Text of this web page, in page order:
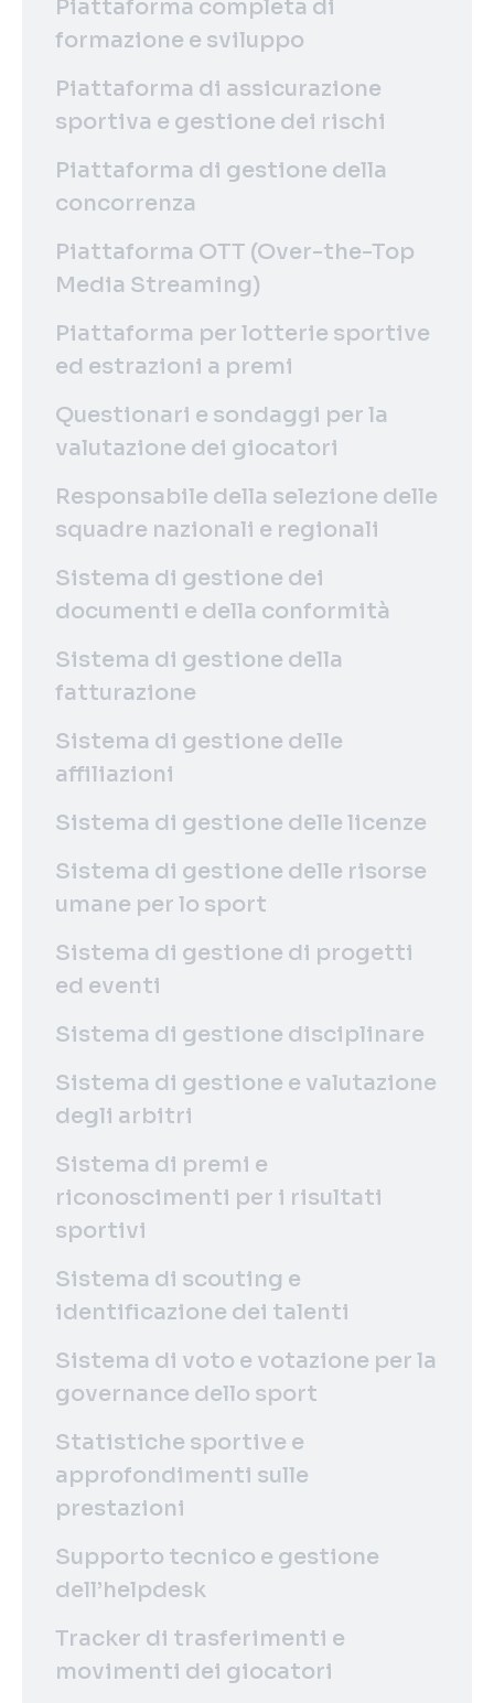
Piattaforma completa di
formazione e sviluppo
Piattaforma di assicurazione
sportiva e gestione dei rischi
Piattaforma di gestione della
concorrenza
Piattaforma OTT (Over-the-Top
Media Streaming)
Piattaforma per lotterie sportive
ed estrazioni a premi
Questionari e sondaggi per la
valutazione dei giocatori
Responsabile della selezione delle
squadre nazionali e regionali
Sistema di gestione dei
documenti e della conformità
Sistema di gestione della
fatturazione
Sistema di gestione delle
affiliazioni
Sistema di gestione delle licenze
Sistema di gestione delle risorse
umane per lo sport
Sistema di gestione di progetti
ed eventi
Sistema di gestione disciplinare
Sistema di gestione e valutazione
degli arbitri
Sistema di premi e
riconoscimenti per i risultati
sportivi
Sistema di scouting e
identificazione dei talenti
Sistema di voto e votazione per la
governance dello sport
Statistiche sportive e
approfondimenti sulle
prestazioni
Supporto tecnico e gestione
dell’helpdesk
Tracker di trasferimenti e
movimenti dei giocatori